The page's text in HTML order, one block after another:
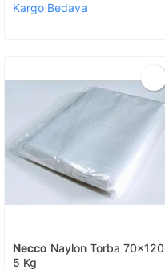
Kargo Bedava
Necco Naylon Torba 70x120
5 Kg